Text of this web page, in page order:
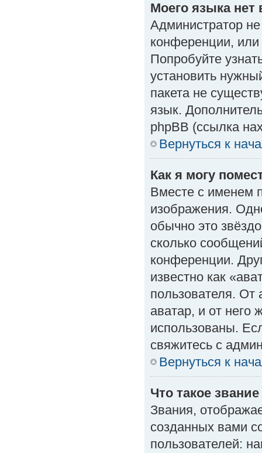
Моего языка нет
Администратор
конференции,
Попробуйте
установить
пакета не
язык.
phpBB (ссылка
Вернуться к
Как я могу
Вместе с именем
изображения.
обычно это
сколько
конференции.
известно как
пользователя. От
аватар, и от него
использованы.
свяжитесь с
Вернуться к
Что такое
Звания,
созданных вами
пользователей: